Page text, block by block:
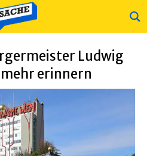
Ludwig
erinnern